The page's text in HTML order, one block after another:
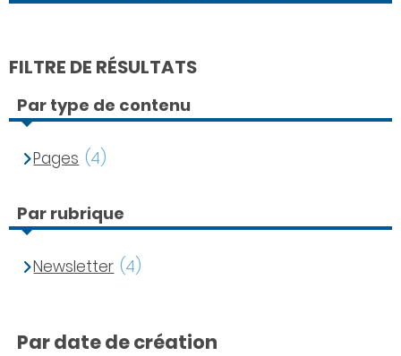
FILTRE DE RÉSULTATS
Par type de contenu
Pages (4)
Par rubrique
Newsletter (4)
Par date de création